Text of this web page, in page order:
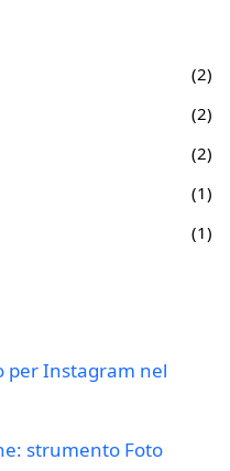
(2)
(2)
(2)
(1)
(1)
per Instagram nel
strumento Foto